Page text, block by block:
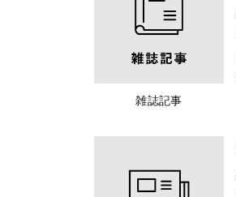
雑誌記事